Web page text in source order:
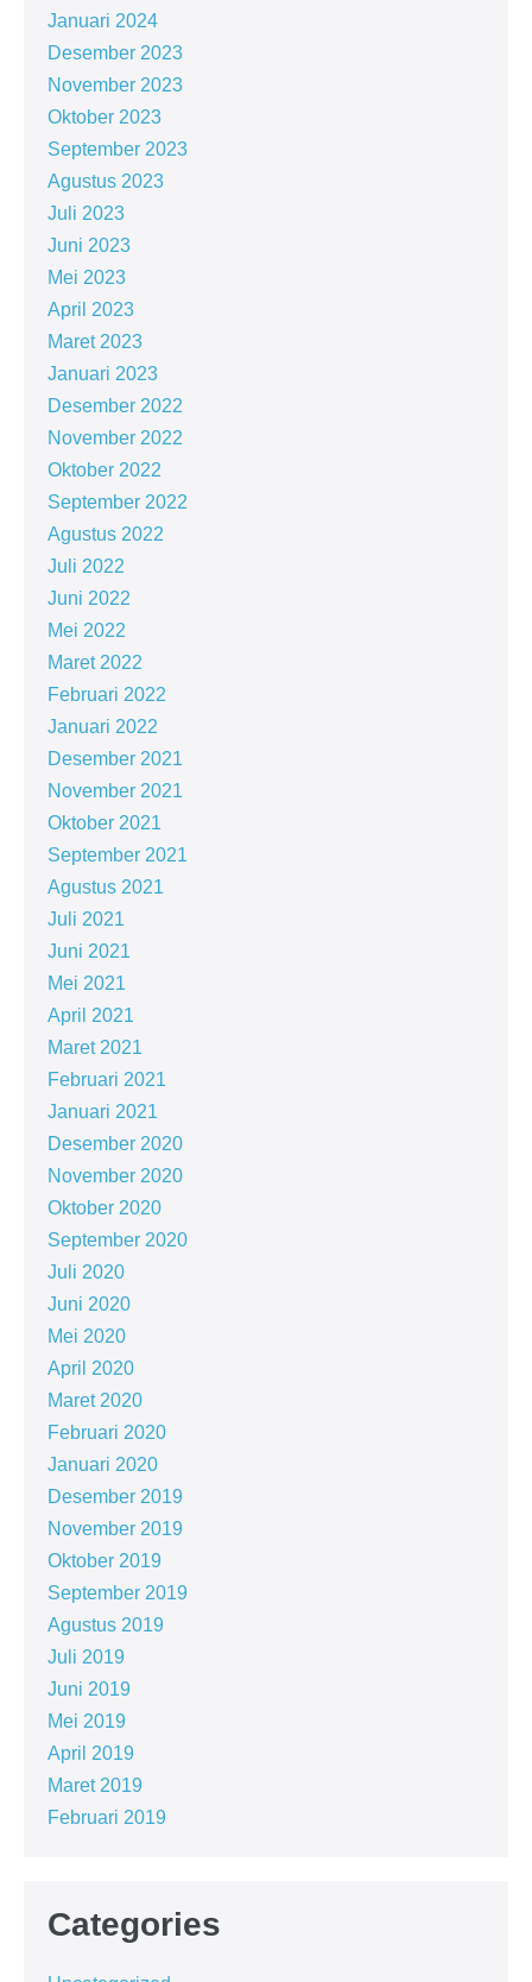
Januari 2024
Desember 2023
November 2023
Oktober 2023
September 2023
Agustus 2023
Juli 2023
Juni 2023
Mei 2023
April 2023
Maret 2023
Januari 2023
Desember 2022
November 2022
Oktober 2022
September 2022
Agustus 2022
Juli 2022
Juni 2022
Mei 2022
Maret 2022
Februari 2022
Januari 2022
Desember 2021
November 2021
Oktober 2021
September 2021
Agustus 2021
Juli 2021
Juni 2021
Mei 2021
April 2021
Maret 2021
Februari 2021
Januari 2021
Desember 2020
November 2020
Oktober 2020
September 2020
Juli 2020
Juni 2020
Mei 2020
April 2020
Maret 2020
Februari 2020
Januari 2020
Desember 2019
November 2019
Oktober 2019
September 2019
Agustus 2019
Juli 2019
Juni 2019
Mei 2019
April 2019
Maret 2019
Februari 2019
Categories